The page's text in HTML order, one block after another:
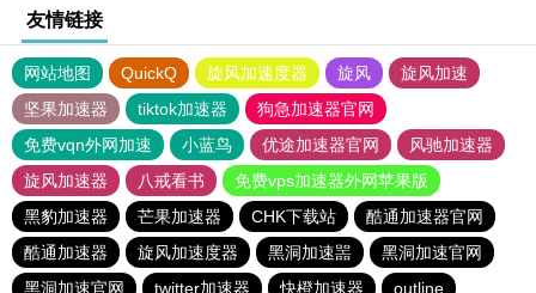
友情链接
网站地图 QuickQ 旋风加速度器 旋风
旋风加速
坚果加速器
tiktok加速器
狗急加速器官网
免费vqn外网加速
小蓝鸟 优途加速器官网
风驰加速器
旋风加速器
八戒看书
免费vps加速器外网苹果版
黑豹加速器
芒果加速器 CHK下载站
酷通加速器官网
酷通加速器
旋风加速度器 黑洞加速噐
黑洞加速官网
黑洞加速官网
twitter加速器 快橙加速器 outline